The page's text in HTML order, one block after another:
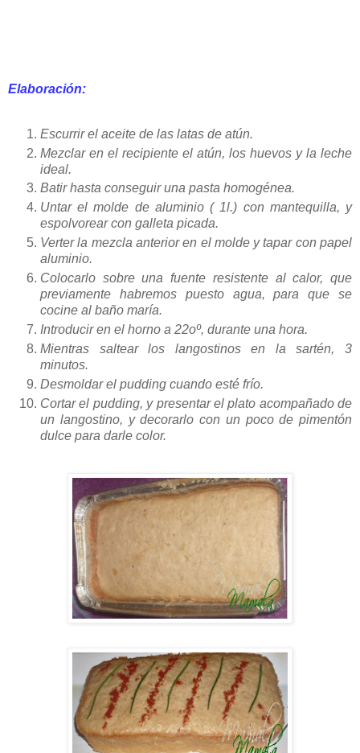
Elaboración:
Escurrir el aceite de las latas de atún.
Mezclar en el recipiente el atún, los huevos y la leche
ideal.
Batir hasta conseguir una pasta homogénea.
Untar el molde de aluminio ( 1l.) con mantequilla, y
espolvorear con galleta picada.
Verter la mezcla anterior en el molde y tapar con papel
aluminio.
Colocarlo sobre una fuente resistente al calor, que
previamente habremos puesto agua, para que se
cocine al baño maría.
Introducir en el horno a 22oº, durante una hora.
Mientras saltear los langostinos en la sartén, 3
minutos.
Desmoldarel pudding cuando esté frío.
Cortar el pudding, y presentar el plato acompañado de
un langostino, ydecorarlo con un poco de pimentón
dulce para darle color.